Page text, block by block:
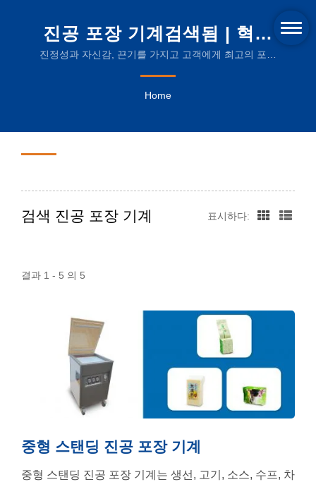
진공 포장 기계검색됨 | 혁신
적인 수축 열 기계 및 지속 가
능한 포장 필름
진정성과 자신감, 끈기를 가지고 고객에게 최고의 포괄
Home
검색 진공 포장 기계 표시하다:
결과 1 - 5 의 5
중형 스탠딩 진공 포장 기계
중형 스탠딩 진공 포장 기계는 생선, 고기, 소스, 수프, 차